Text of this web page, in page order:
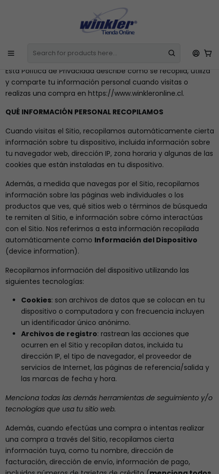
Todos los Productos incluyen IVA La Factura o Boleta se emite de
Esta Política de Privacidad describe cómo se recopila, utiliza
y comparte tu información personal cuando visitas o
realizas una compra en https://www.winkleronline.cl.
QUÉ INFORMACIÓN PERSONAL RECOPILAMOS
Cuando visitas el Sitio, recopilamos automáticamente cierta
información sobre tu dispositivo, incluida información sobre
tu navegador web, dirección IP, zona horaria y algunas de las
cookies que están instaladas en tu dispositivo.
Además, a medida que navegas por el Sitio, recopilamos
información sobre las páginas web individuales o los
productos que ves, qué sitios web o términos de búsqueda
te remiten al Sitio, e información sobre cómo interactúas
con el Sitio. Nos referimos a esta información recopilada
automáticamente como Información del Dispositivo
(device information).
Recopilamos información del dispositivo utilizando las
siguientes tecnologías:
Cookies: son archivos de datos que se colocan en tu
dispositivo o computadora y con frecuencia incluyen
un identificador único anónimo.
Archivos de registro: rastrean las acciones que
ocurren en el Sitio y recopilan datos, incluida tu
dirección IP, el tipo de navegador, el proveedor de
servicios de Internet, las páginas de referencia/salida y
las marcas de fecha y hora.
Menciona todas las demás herramientas de seguimiento y/o
tecnologías que usa tu sitio web.
Además, cuando efectúas una compra o intentas realizar
una compra a través del Sitio, recopilamos cierta
información tuya, como tu nombre, dirección de
facturación, dirección de envío, información de pago,